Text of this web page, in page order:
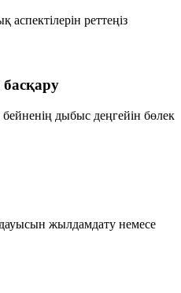
реттеңіз
басқару
дыбыс деңгейін бөлек
жылдамдату немесе